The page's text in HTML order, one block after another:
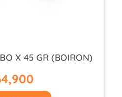
X 45 GR (BOIRON)